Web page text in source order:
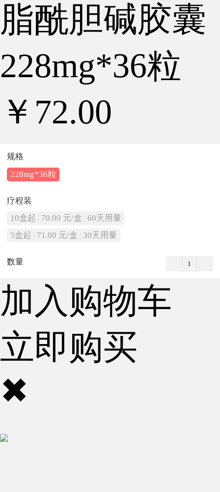
脂酰胆碱胶囊
228mg*36粒
￥72.00
规格
228mg*36粒
疗程装
10盒起
70.00 元/盒
60天用量
5盒起
71.00 元/盒 30天用量
数量
加入购物车
立即购买
✖